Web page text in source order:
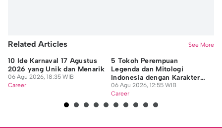
Related Articles See More
10 Ide Karnaval 17 Agustus
2026 yang Unik dan Menarik
06 Agu 2026, 18:35 WIB
Career
5 Tokoh Perempuan
Legenda dan Mitologi
Indonesia dengan Karakter
Kuat
06 Agu 2026, 12:55 WIB
Career